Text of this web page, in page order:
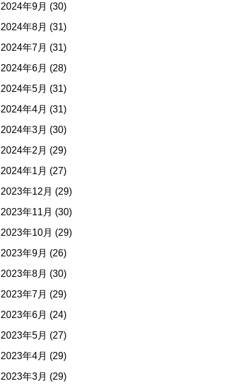
2024年9月 (30)
2024年8月 (31)
2024年7月 (31)
2024年6月 (28)
2024年5月 (31)
2024年4月 (31)
2024年3月 (30)
2024年2月 (29)
2024年1月 (27)
2023年12月 (29)
2023年11月 (30)
2023年10月 (29)
2023年9月 (26)
2023年8月 (30)
2023年7月 (29)
2023年6月 (24)
2023年5月 (27)
2023年4月 (29)
2023年3月 (29)